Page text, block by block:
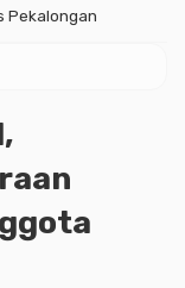
Pekalongan